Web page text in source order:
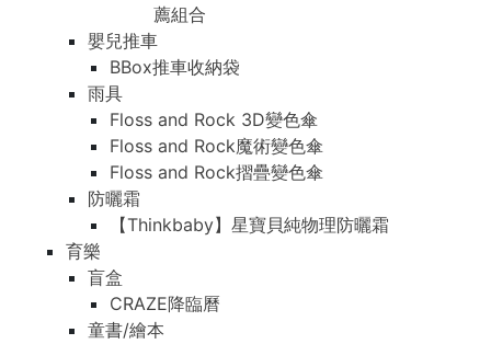
薦組合
嬰兒推車
BBox推車收納袋
雨具
Floss and Rock 3D變色傘
Floss and Rock魔術變色傘
Floss and Rock摺疊變色傘
防曬霜
【Thinkbaby】星寶貝純物理防曬霜
育樂
盲盒
CRAZE降臨曆
童書/繪本